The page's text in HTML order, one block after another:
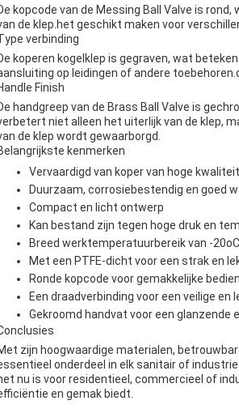
kopcode van de Messing Ball Valve is
de klep.het geschikt maken voor
verbinding
koperen kogelklep is gegraven, wat
op leidingen of andere
Finish
handgreep van de Brass Ball Valve is
niet alleen het uiterlijk van de klep,
de klep wordt gewaarborgd.
kenmerken
Vervaardigd van koper van hoge kwaliteit
Duurzaam, corrosiebestendig en goed
Compact en licht ontwerp
Kan bestand zijn tegen hoge druk en
Breed werktemperatuurbereik van -
Met een PTFE-dicht voor een strak en
Ronde kopcode voor gemakkelijke
Een draadverbinding voor een veilige en
Gekroomd handvat voor een glanzende
zijn hoogwaardige materialen,
onderdeel in elk sanitair of
nu is voor residentieel, commercieel of
en gemak biedt.